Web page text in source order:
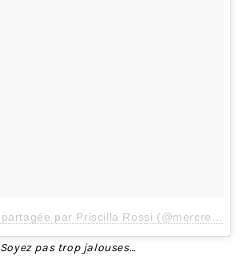
Une publication partagée par Priscilla Rossi (@mercredieblog)
Soyez pas trop jalouses…